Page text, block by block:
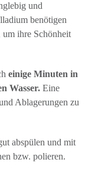
und
benötigen
ihre Schönheit
einige Minuten in
Wasser. Eine
Ablagerungen zu
abspülen und mit
bzw. polieren.